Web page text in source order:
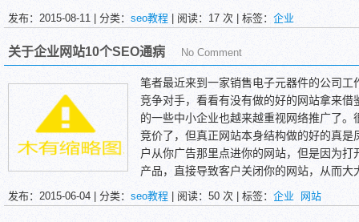
百度就会全部收录了。
分析：首先在绿萝2.0之下，大量复制别人
站，没有自己的内容。这样不仅收录会有
网站，百度有40天左右的考核期，如果你
相当的不好的。
发布：2015-08-11 | 分类： seo教程 | 阅读： 17 次 | 标签： 企业
关于企业网站10个SEO通病 No Comment
笔者最近来到一家销售电子元器件的公司
竞争对手，看看有没有做的好的网站拿来
的一些中小企业也越来越重视网络推广了
竞价了，但真正网站本身结构做的好的真
户从你广告那里点进你的网站，但是因为
产品，直接导致客户关闭你的网站，从而
十个竞争对手网站后，总结了以下10点说
发布：2015-06-04 | 分类： seo教程 | 阅读： 50 次 | 标签： 企业 网站